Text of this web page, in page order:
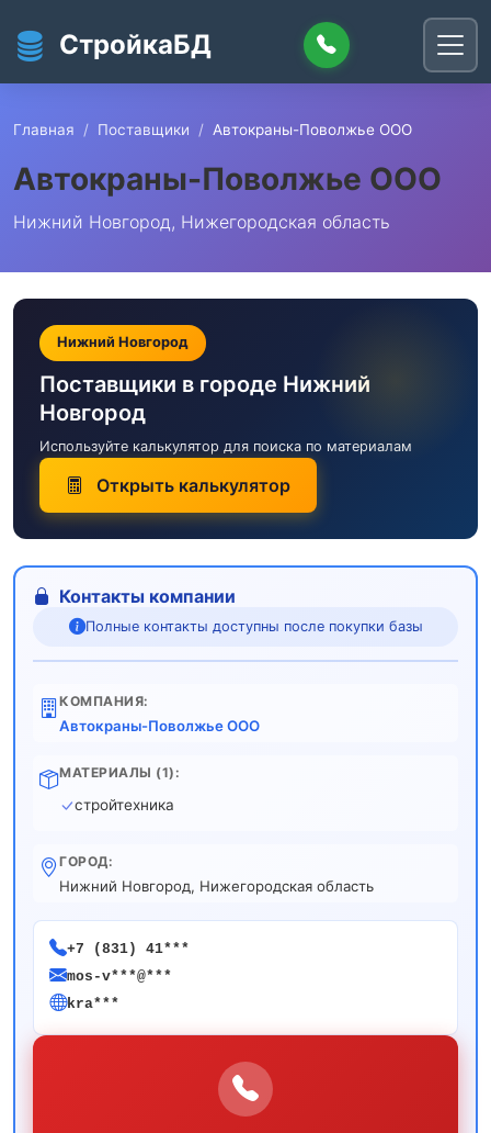
СтройкаБД
Главная Поставщики Автокраны-Поволжье ООО
Автокраны-Поволжье ООО
Нижний Новгород, Нижегородская область
Нижний Новгород
Поставщики в городе Нижний
Новгород
Используйте калькулятор для поиска по материалам
Открыть калькулятор
Контакты компании
Полные контакты доступны после покупки базы
КОМПАНИЯ:
Автокраны-Поволжье ООО
МАТЕРИАЛЫ (1):
стройтехника
ГОРОД:
Нижний Новгород, Нижегородская область
+7 (831) 41***
mos-v***@***
kra***